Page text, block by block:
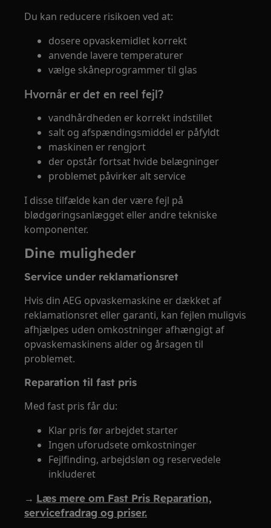
Du kan reducere risikoen ved at:
dosere opvaskemidlet korrekt
anvende lavere temperaturer
vælge skåneprogrammer til glas
Hvornår er det en reel fejl?
vandhårdheden er korrekt indstillet
salt og afspændingsmiddel er påfyldt
maskinen er rengjort
der opstår fortsat hvide belægninger
problemet påvirker alt service
I disse tilfælde kan der være fejl på
blødgøringsanlægget eller andre tekniske
komponenter.
Dine muligheder
Service under reklamationsret
Hvis din AEG opvaskemaskine er dækket af
reklamationsret eller garanti, kan fejlen muligvis
afhjælpes uden omkostninger afhængigt af
opvaskemaskinens alder og årsagen til
problemet.
Reparation til fast pris
Med fast pris får du:
Klar pris før arbejdet starter
Ingen uforudsete omkostninger
Fejlfinding, arbejdsløn og reservedele
inkluderet
→ Læs mere om Fast Pris Reparation,
servicefradrag og priser.